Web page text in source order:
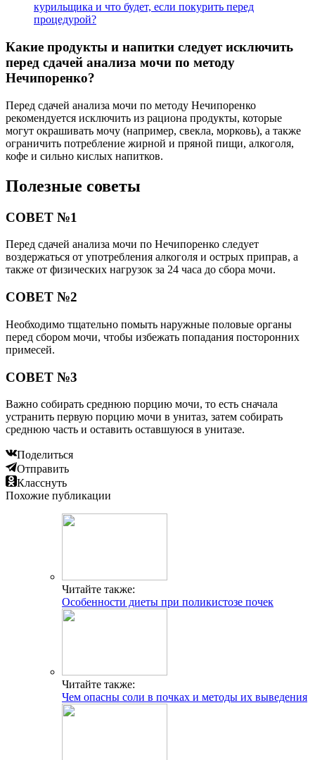
курильщика и что будет, если покурить перед
процедурой?
Какие продукты и напитки следует исключить
перед сдачей анализа мочи по методу
Нечипоренко?
Перед сдачей анализа мочи по методу Нечипоренко
рекомендуется исключить из рациона продукты, которые
могут окрашивать мочу (например, свекла, морковь), а также
ограничить потребление жирной и пряной пищи, алкоголя,
кофе и сильно кислых напитков.
Полезные советы
СОВЕТ №1
Перед сдачей анализа мочи по Нечипоренко следует
воздержаться от употребления алкоголя и острых приправ, а
также от физических нагрузок за 24 часа до сбора мочи.
СОВЕТ №2
Необходимо тщательно помыть наружные половые органы
перед сбором мочи, чтобы избежать попадания посторонних
примесей.
СОВЕТ №3
Важно собирать среднюю порцию мочи, то есть сначала
устранить первую порцию мочи в унитаз, затем собирать
среднюю часть и оставить оставшуюся в унитазе.
Поделиться
Отправить
Класснуть
Похожие публикации
Читайте также:
Особенности диеты при поликистозе почек
Читайте также:
Чем опасны соли в почках и методы их выведения